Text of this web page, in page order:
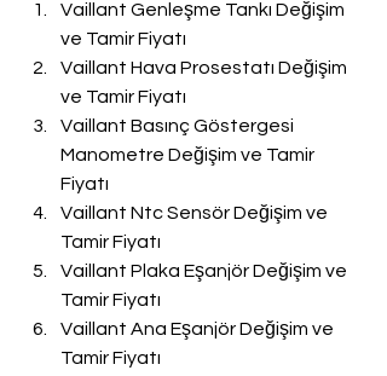
Vaillant Genleşme Tankı Değişim
ve Tamir Fiyatı
Vaillant Hava Prosestatı Değişim
ve Tamir Fiyatı
Vaillant Basınç Göstergesi
Manometre Değişim ve Tamir
Fiyatı
Vaillant Ntc Sensör Değişim ve
Tamir Fiyatı
Vaillant Plaka Eşanjör Değişim ve
Tamir Fiyatı
Vaillant Ana Eşanjör Değişim ve
Tamir Fiyatı